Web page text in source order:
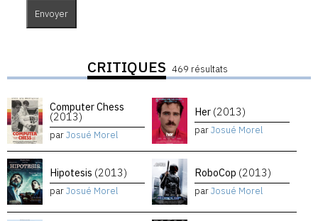
CRITIQUES 469 résultats
Computer Chess
(2013)
parJosué Morel
Her (2013)
parJosué Morel
Hipotesis (2013)
parJosué Morel
RoboCop (2013)
parJosué Morel